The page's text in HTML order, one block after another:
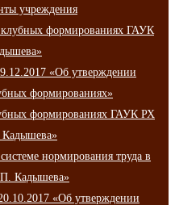
учреждения
формированиях ГАУК
«Об утверждении
формированиях»
формированиях ГАУК РХ
нормирования труда в
Кадышева»
«Об утверждении